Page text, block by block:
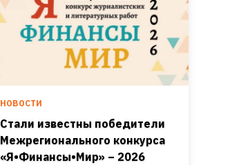
НОВОСТИ
Стали известны победители
Межрегионального конкурса
«Я•Финансы•Мир» – 2026